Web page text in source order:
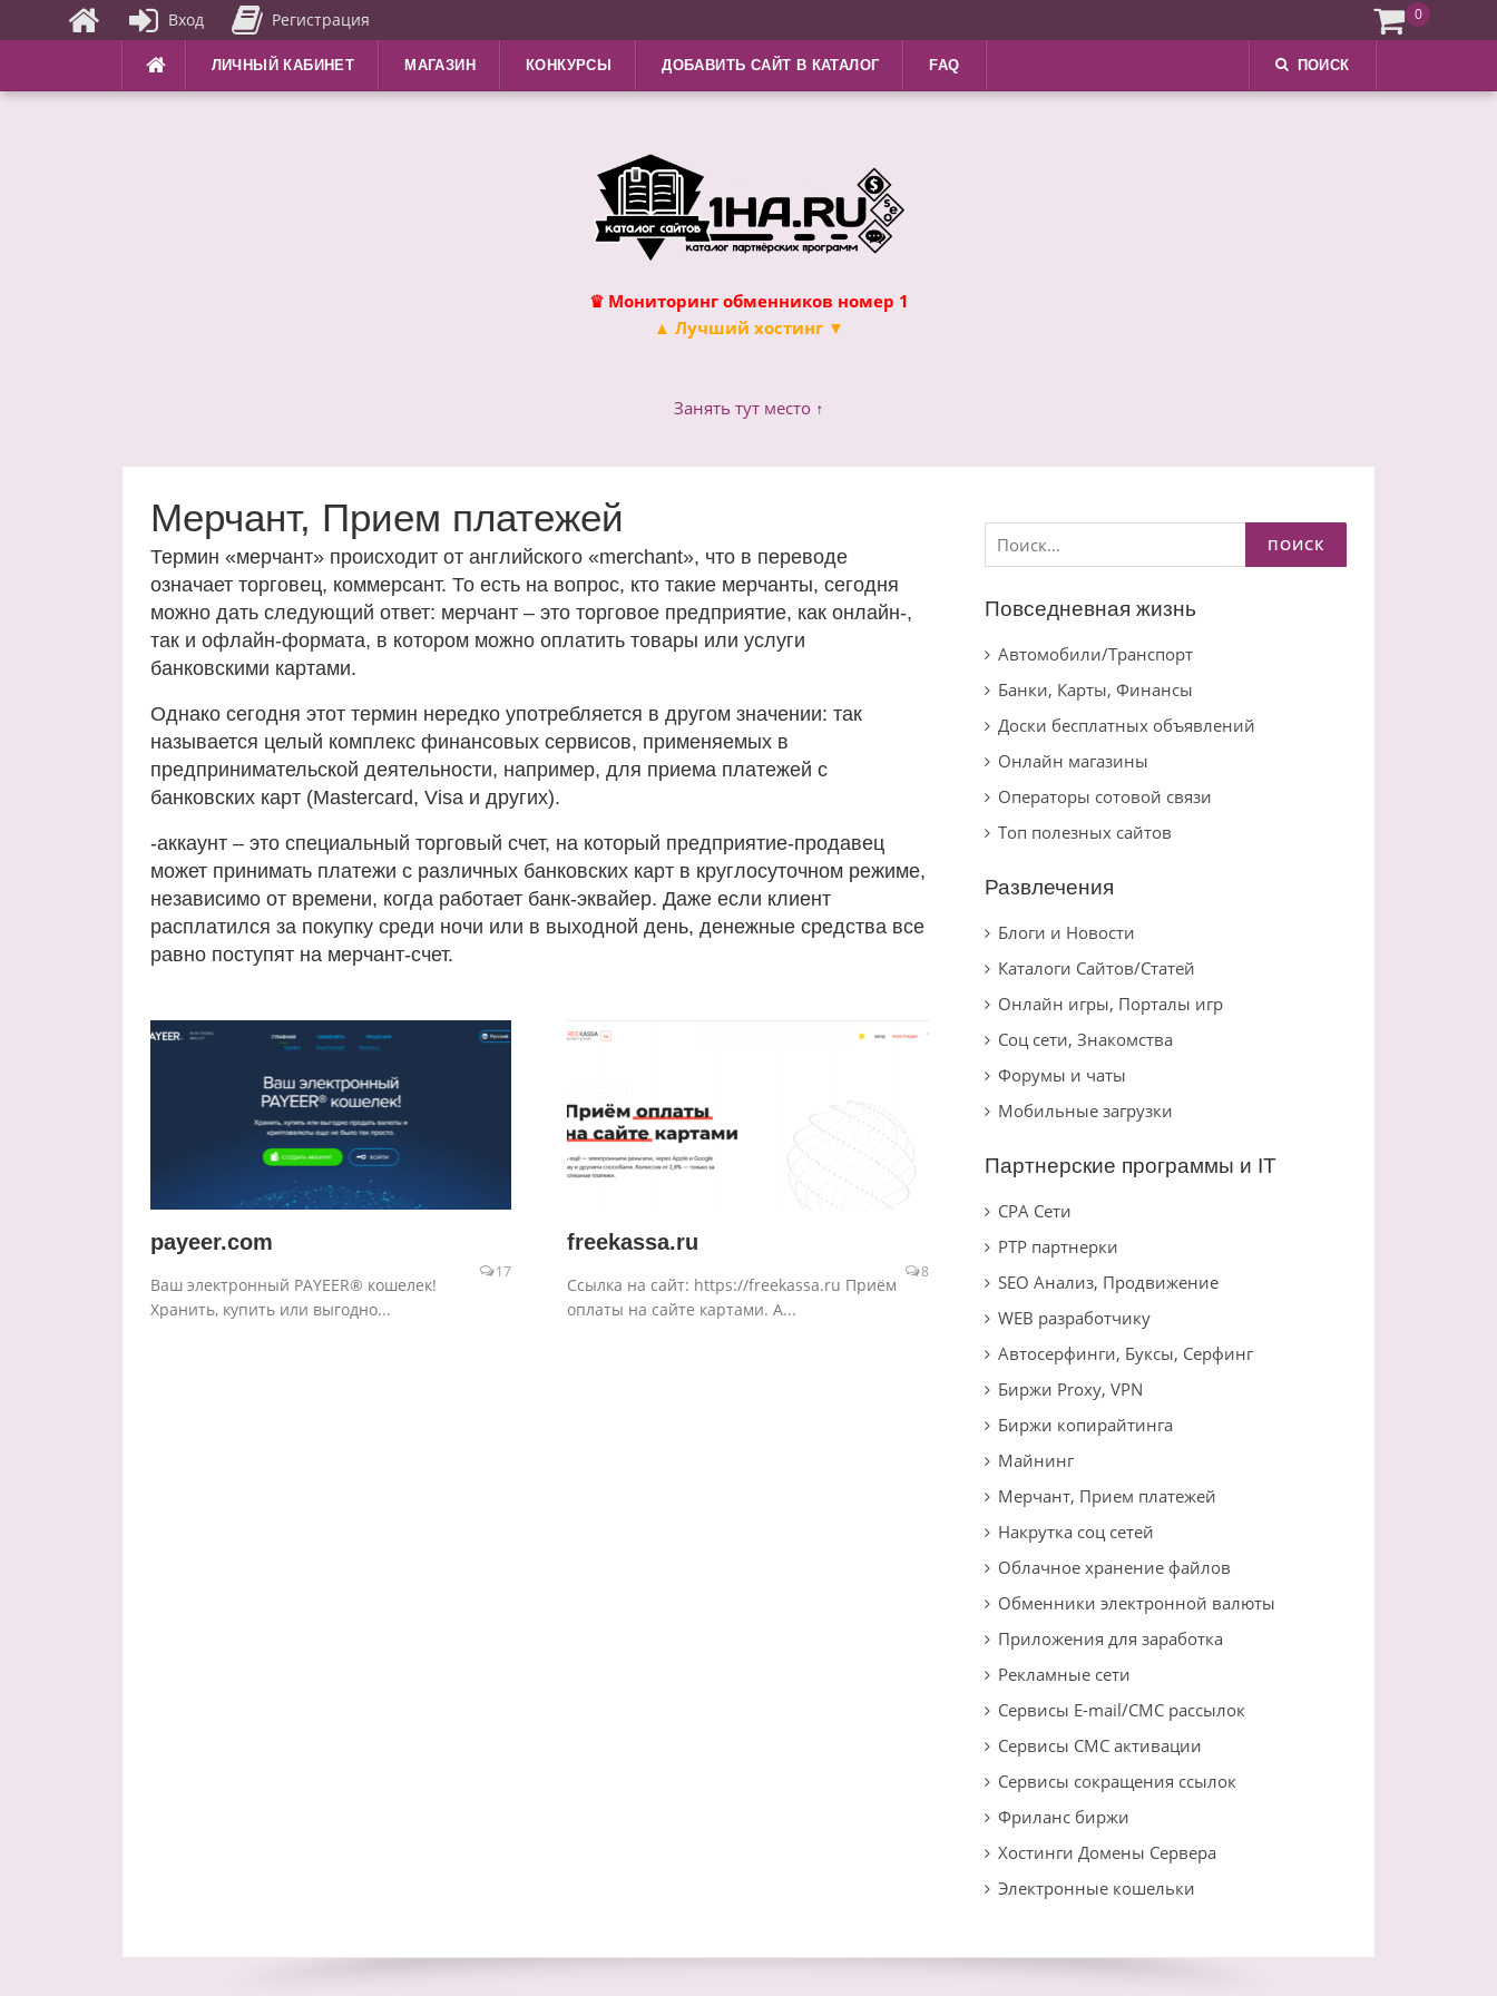
ЛИЧНЫЙ КАБИНЕТ МАГАЗИН КОНКУРСЫ ДОБАВИТЬ САЙТ В КАТАЛОГ FAQ ПОИСК
♛ Мониторинг обменников номер 1
▲ Лучший хостинг ▼
Занять тут место ↑
Мерчант, Прием платежей
Термин «мерчант» происходит от английского «merchant», что в переводе
означает торговец, коммерсант. То есть на вопрос, кто такие мерчанты, сегодня
можно дать следующий ответ: мерчант – это торговое предприятие, как онлайн-,
так и офлайн-формата, в котором можно оплатить товары или услуги
банковскими картами.
Однако сегодня этот термин нередко употребляется в другом значении: так
называется целый комплекс финансовых сервисов, применяемых в
предпринимательской деятельности, например, для приема платежей с
банковских карт (Mastercard, Visa и других).
-аккаунт – это специальный торговый счет, на который предприятие-продавец
может принимать платежи с различных банковских карт в круглосуточном режиме,
независимо от времени, когда работает банк-эквайер. Даже если клиент
расплатился за покупку среди ночи или в выходной день, денежные средства все
равно поступят на мерчант-счет.
payeer.com
17
Ваш электронный PAYEER® кошелек!
Хранить, купить или выгодно...
freekassa.ru
8
Ссылка на сайт: https://freekassa.ru Приём
оплаты на сайте картами. А...
Найти:
Повседневная жизнь
Автомобили/Транспорт
Банки, Карты, Финансы
Доски бесплатных объявлений
Онлайн магазины
Операторы сотовой связи
Топ полезных сайтов
Развлечения
Блоги и Новости
Каталоги Сайтов/Статей
Онлайн игры, Порталы игр
Соц сети, Знакомства
Форумы и чаты
Мобильные загрузки
Партнерские программы и IT
CPA Сети
PTP партнерки
SEO Анализ, Продвижение
WEB разработчику
Автосерфинги, Буксы, Серфинг
Биржи Proxy, VPN
Биржи копирайтинга
Майнинг
Мерчант, Прием платежей
Накрутка соц сетей
Облачное хранение файлов
Обменники электронной валюты
Приложения для заработка
Рекламные сети
Сервисы E-mail/СМС рассылок
Сервисы СМС активации
Сервисы сокращения ссылок
Фриланс биржи
Хостинги Домены Сервера
Электронные кошельки
Вход Регистрация 0